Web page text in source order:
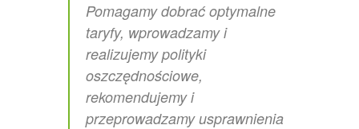
Pomagamy dobrać optymalne
taryfy, wprowadzamy i
realizujemy polityki
oszczędnościowe,
rekomendujemy i
przeprowadzamy usprawnienia